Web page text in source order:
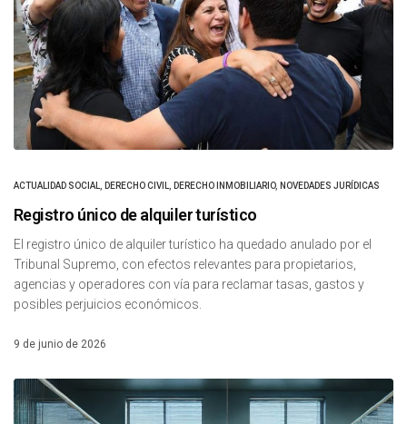
ACTUALIDAD SOCIAL, DERECHO CIVIL, DERECHO INMOBILIARIO, NOVEDADES JURÍDICAS
Registro único de alquiler turístico
El registro único de alquiler turístico ha quedado anulado por el
Tribunal Supremo, con efectos relevantes para propietarios,
agencias y operadores con vía para reclamar tasas, gastos y
posibles perjuicios económicos.
9 de junio de 2026